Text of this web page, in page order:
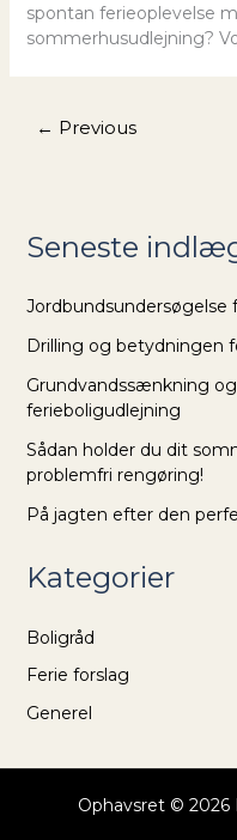
spontan ferieoplevelse
sommerhusudlejning?
← Previous
Seneste
Jordbundsundersøgelse
Drilling og betydningen
Grundvandssænkning
ferieboligudlejning
Sådan holder du dit
problemfri rengøring!
På jagten efter den
Kategorier
Boligråd
Ferie forslag
Generel
Ophavsret © 2026